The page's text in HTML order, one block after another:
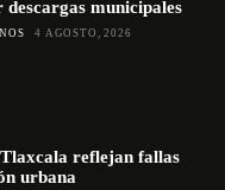
descargas municipales
4 AGOSTO, 2026
reflejan fallas
urbana